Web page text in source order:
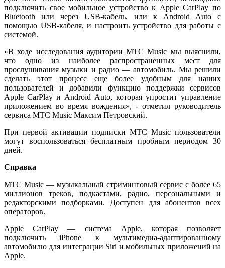
подключить свое мобильное устройство к Apple CarPlay по
Bluetooth или через USB-кабель, или к Android Auto с
помощью USB-кабеля, и настроить устройство для работы с
системой.
«В ходе исследования аудитории МТС Music мы выяснили,
что одно из наиболее распространенных мест для
прослушивания музыки и радио — автомобиль. Мы решили
сделать этот процесс еще более удобным для наших
пользователей и добавили функцию поддержки сервисов
Apple CarPlay и Android Auto, которая упростит управление
приложением во время вождения», - отметил руководитель
сервиса МТС Music Максим Петровский.
При первой активации подписки МТС Music пользователи
могут воспользоваться бесплатным пробным периодом 30
дней.
Справка
МТС Music — музыкальный стриминговый сервис с более 65
миллионов треков, подкастами, радио, персональными и
редакторскими подборками. Доступен для абонентов всех
операторов.
Apple CarPlay — система Apple, которая позволяет
подключить iPhone к мультимедиа-адаптированному
автомобилю для интеграции Siri и мобильных приложений на
Apple.